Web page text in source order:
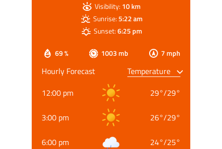
69 % 1003 mb 7 mph
Visibility:10 km
Sunrise:5:22 am
Sunset:6:25 pm
Hourly Forecast
12:00 pm
29°/29°
3:00 pm 26°/29°
6:00 pm 24°/25°